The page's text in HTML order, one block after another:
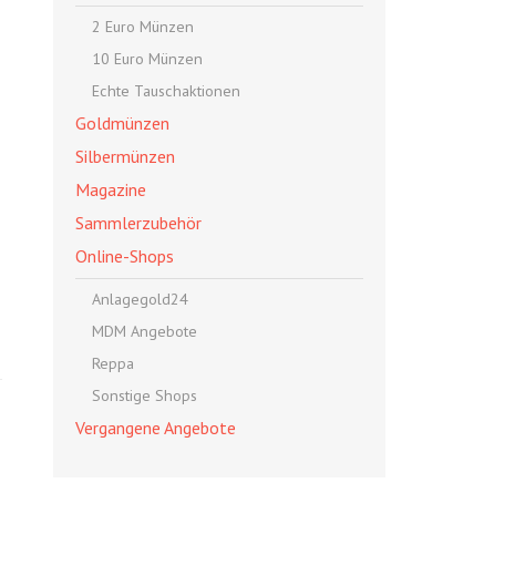
2 Euro Münzen
10 Euro Münzen
Echte Tauschaktionen
Goldmünzen
Silbermünzen
Magazine
Sammlerzubehör
Online-Shops
Anlagegold24
MDM Angebote
Reppa
Sonstige Shops
Vergangene Angebote